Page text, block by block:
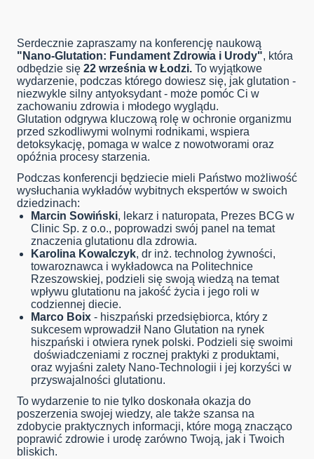
Serdecznie zapraszamy na konferencję naukową
"Nano-Glutation: Fundament Zdrowia i Urody", która
odbędzie się 22 września w Łodzi. To wyjątkowe
wydarzenie, podczas którego dowiesz się, jak glutation -
niezwykle silny antyoksydant - może pomóc Ci w
zachowaniu zdrowia i młodego wyglądu.
Glutation odgrywa kluczową rolę w ochronie organizmu
przed szkodliwymi wolnymi rodnikami, wspiera
detoksykację, pomaga w walce z nowotworami oraz
opóźnia procesy starzenia.
Podczas konferencji będziecie mieli Państwo możliwość
wysłuchania wykładów wybitnych ekspertów w swoich
dziedzinach:
Marcin Sowiński, lekarz i naturopata, Prezes BCG w
Clinic Sp. z o.o., poprowadzi swój panel na temat
znaczenia glutationu dla zdrowia.
Karolina Kowalczyk, dr inż. technolog żywności,
towaroznawca i wykładowca na Politechnice
Rzeszowskiej, podzieli się swoją wiedzą na temat
wpływu glutationu na jakość życia i jego roli w
codziennej diecie.
Marco Boix - hiszpański przedsiębiorca, który z
sukcesem wprowadził Nano Glutation na rynek
hiszpański i otwiera rynek polski. Podzieli się swoimi
doświadczeniami z rocznej praktyki z produktami,
oraz wyjaśni zalety Nano-Technologii i jej korzyści w
przyswajalności glutationu.
To wydarzenie to nie tylko doskonała okazja do
poszerzenia swojej wiedzy, ale także szansa na
zdobycie praktycznych informacji, które mogą znacząco
poprawić zdrowie i urodę zarówno Twoją, jak i Twoich
bliskich.